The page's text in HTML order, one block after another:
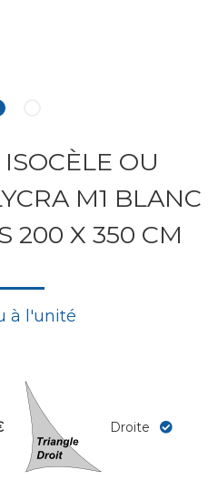
OU
M1 BLANC
200 X 350 CM
à l'unité
Droite